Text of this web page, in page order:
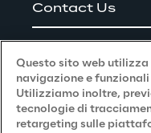
Contact Us
Privacy and
Questo sito web
navigazione e
Utilizziamo inoltre,
tecnologie di
retargeting sulle